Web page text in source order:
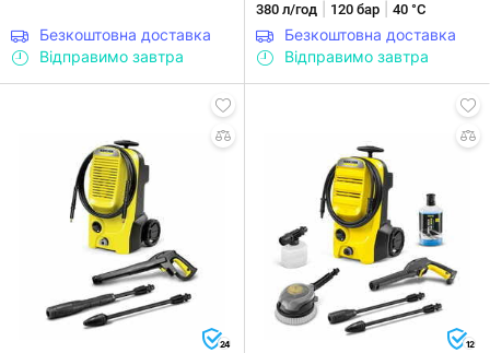
Безкоштовна доставка
Відправимо завтра
380 л/год
120 бар 40 °С
Безкоштовна доставка
Відправимо завтра
24 12